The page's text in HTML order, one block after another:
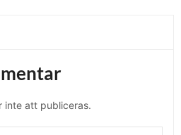
inte att publiceras.